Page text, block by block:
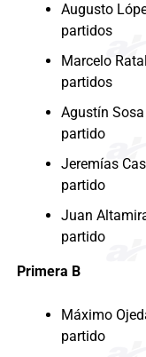
Augusto
partidos
Marcelo
partidos
Agustín
partido
Jeremías
partido
Juan
partido
Primera B
Máximo
partido